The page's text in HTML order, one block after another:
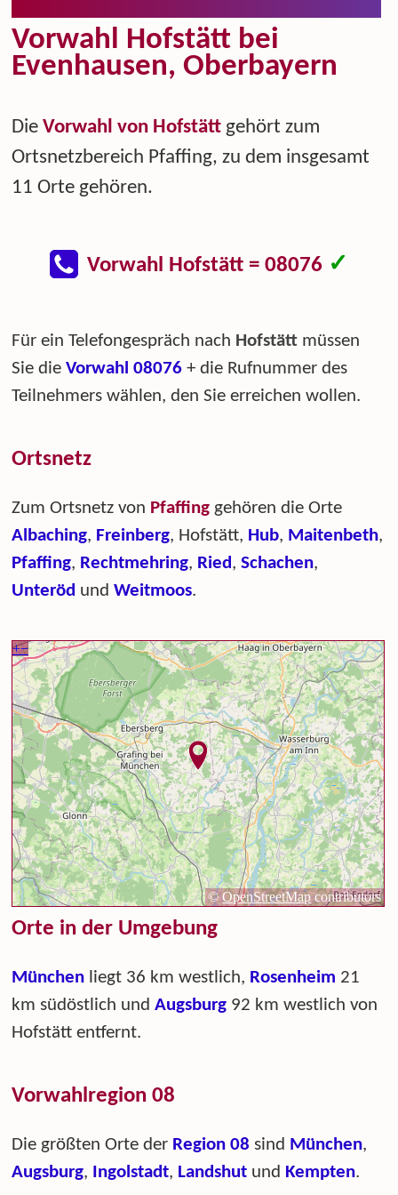
Vorwahl Hofstätt bei
Evenhausen, Oberbayern
DieVorwahl von Hofstätt gehört zum
Ortsnetzbereich Pfaffing, zu dem insgesamt
11 Orte gehören.
Vorwahl Hofstätt = 08076 ✓
Für ein Telefongespräch nach Hofstätt müssen
Sie dieVorwahl 08076 + die Rufnummer des
Teilnehmers wählen, den Sie erreichen wollen.
Ortsnetz
Zum Ortsnetz von Pfaffing gehören die Orte
Albaching, Freinberg, Hofstätt, Hub, Maitenbeth,
Pfaffing, Rechtmehring, Ried,Schachen,
Unteröd undWeitmoos.
Orte in der Umgebung
München liegt 36 km westlich, Rosenheim 21
km südöstlich undAugsburg 92 km westlich von
Hofstätt entfernt.
Vorwahlregion 08
Die größten Orte der Region 08 sind München,
Augsburg, Ingolstadt, Landshut und Kempten.